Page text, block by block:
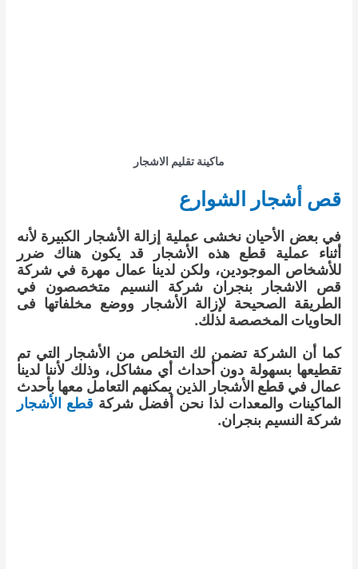
ماكينة تقليم الاشجار
قص أشجار الشوارع
في بعض الأحيان نخشى عملية إزالة الأشجار الكبيرة لأنه
أثناء عملية قطع هذه الأشجار قد يكون هناك ضرر
للأشخاص الموجودين، ولكن لدينا عمال مهرة في شركة
قص الاشجار بنجران شركة النسيم متخصصون في
الطريقة الصحيحة لإزالة الأشجار ووضع مخلفاتها فى
الحاويات المخصصة لذلك.
كما أن الشركة تضمن لك التخلص من الأشجار التي تم
تقطيعها بسهولة دون أحداث أي مشاكل، وذلك لأننا لدينا
عمال في قطع الأشجار الذين يمكنهم التعامل معها بأحدث
الماكينات والمعدات لذا نحن أفضل شركة قطع الأشجار
شركة النسيم بنجران.